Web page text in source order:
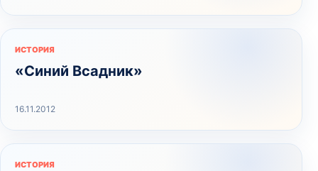
ИСТОРИЯ
«Синий Всадник»
16.11.2012
ИСТОРИЯ